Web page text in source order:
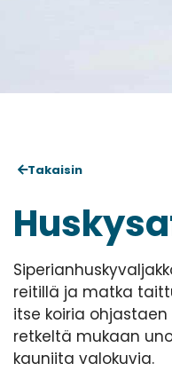
Takaisin
reitillä ja matka
itse koiria
retkeltä mukaan
kauniita valokuvia.